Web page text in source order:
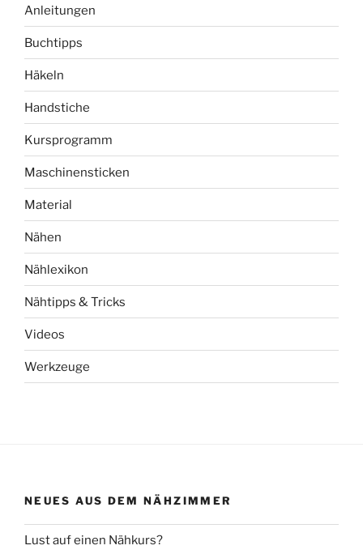
Anleitungen
Buchtipps
Häkeln
Handstiche
Kursprogramm
Maschinensticken
Material
Nähen
Nählexikon
Nähtipps & Tricks
Videos
Werkzeuge
NEUES AUS DEM NÄHZIMMER
Lust auf einen Nähkurs?